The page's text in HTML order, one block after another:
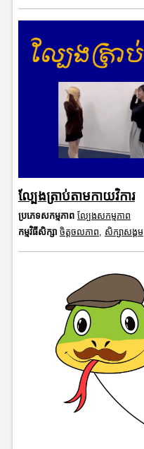
ល្បែងត្រាប់តាមកាយវិការ
ប្រភេទសកម្មភាព ល្បែងសកម្មភាព
កម្មវិធីសិក្សា ចិត្តចលភាព សិក្សាសង្គម